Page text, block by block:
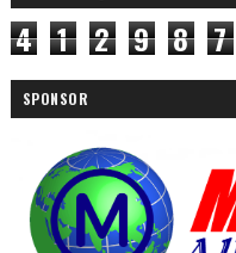
4 1 2 9 8 7
SPONSOR